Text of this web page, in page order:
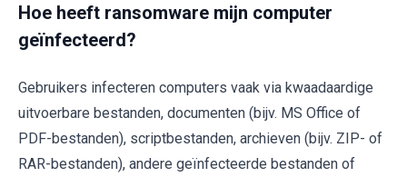
Hoe heeft ransomware mijn computer
geïnfecteerd?
Gebruikers infecteren computers vaak via kwaadaardige
uitvoerbare bestanden, documenten (bijv. MS Office of
PDF-bestanden), scriptbestanden, archieven (bijv. ZIP- of
RAR-bestanden), andere geïnfecteerde bestanden of